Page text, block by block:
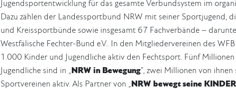
Jugendsportentwicklung für das gesamte Verbundsystem im
Dazu zählen der Landessportbund NRW mit seiner Sportjugend,
und Kreissportbünde sowie insgesamt 67 Fachverbände –
Westfälische Fechter-Bund e.V.. In den Mitgliedervereinen des
1.000 Kinder und Jugendliche aktiv den Fechtsport. Fünf
Jugendliche sind in „ NRW in Bewegung“, zwei Millionen von ihnen
Sportvereinen aktiv. Als Partner von „ NRW bewegt seine